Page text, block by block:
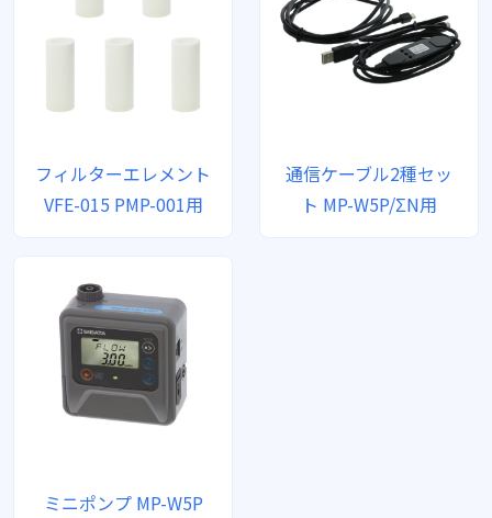
フィルターエレメント
VFE-015 PMP-001用
通信ケーブル2種セッ
ト MP-W5P/ΣN用
ミニポンプ MP-W5P